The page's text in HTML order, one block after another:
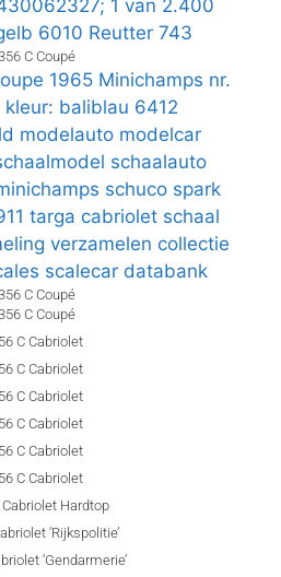
C Coupé
C Coupé
C Coupé
C Cabriolet
C Cabriolet
C Cabriolet
C Cabriolet
C Cabriolet
C Cabriolet
Cabriolet Hardtop
‘Rijkspolitie’
‘Gendarmerie’